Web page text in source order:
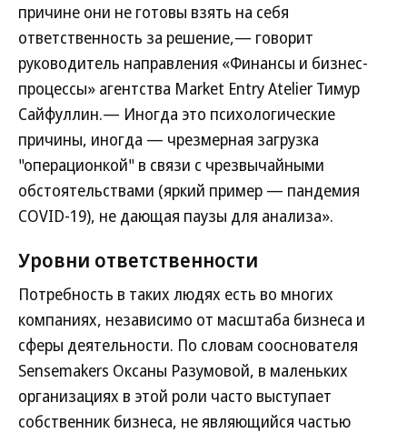
причине они не готовы взять на себя
ответственность за решение,— говорит
руководитель направления «Финансы и бизнес-
процессы» агентства Market Entry Atelier Тимур
Сайфуллин.— Иногда это психологические
причины, иногда — чрезмерная загрузка
"операционкой" в связи с чрезвычайными
обстоятельствами (яркий пример — пандемия
COVID-19), не дающая паузы для анализа».
Уровни ответственности
Потребность в таких людях есть во многих
компаниях, независимо от масштаба бизнеса и
сферы деятельности. По словам сооснователя
Sensemakers Оксаны Разумовой, в маленьких
организациях в этой роли часто выступает
собственник бизнеса, не являющийся частью